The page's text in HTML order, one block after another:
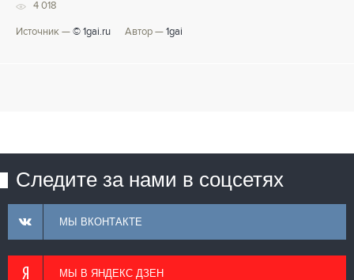
4 018
Источник — © 1gai.ru Автор — 1gai
Следите за нами в соцсетях
МЫ ВКОНТАКТЕ
МЫ В ЯНДЕКС ДЗЕН